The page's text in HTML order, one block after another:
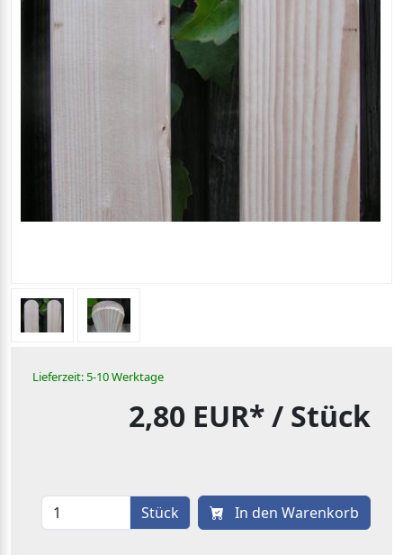
Lieferzeit: 5-10 Werktage
2,80 EUR*/ Stück
Stück In den Warenkorb